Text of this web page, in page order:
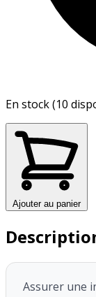
En stock (10
Ajouter au panier
Assurer une